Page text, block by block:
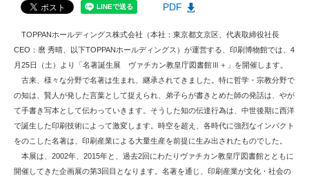
PDF
TOPPANホールディングス株式会社（本社：東京都文京区、代表取締役社長
CEO：麿 秀晴、以下TOPPANホールディングス）が運営する、印刷博物館では、4
月25日（土）より「名著誕生展 ヴァチカン教皇庁図書館Ⅲ＋」を開催します。
古来、様々な分野で名著は生まれ、継承されてきました。特に哲学・宗教分野で
の知は、賢人が発した言葉として捉えられ、弟子らが書きとめた師の発話は、やが
て手書き写本として伝わっていきます。そうした知の伝達行為は、中世後期に西洋
で誕生した印刷技術によって激変します。時空を超え、各時代に強烈なインパクト
をのこした名著は、印刷産業による大量生産を前提に生み出されたものでした。
本展は、2002年、2015年と、過去2回にわたりヴァチカン教皇庁図書館とともに
開催してきた企画展の第3回目となります。名著を通じ、印刷産業が文化・社会の